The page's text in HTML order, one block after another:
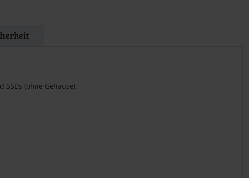
SSDs (ohne Gehäuse).